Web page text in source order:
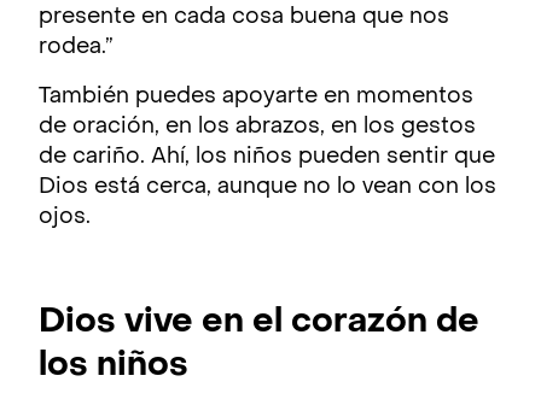
presente en cada cosa buena que nos
rodea.”
También puedes apoyarte en momentos
de oración, en los abrazos, en los gestos
de cariño. Ahí, los niños pueden sentir que
Dios está cerca, aunque no lo vean con los
ojos.
Dios vive en el corazón de
los niños